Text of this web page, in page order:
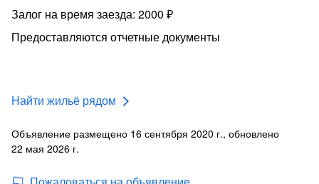
Залог на время заезда: 2000 ₽
Предоставляются отчетные документы
Найти жильё рядом
Объявление размещено 16 сентября 2020 г., обновлено
22 мая 2026 г.